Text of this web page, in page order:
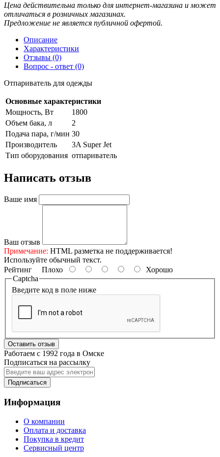
Цена действительна только для интернет-магазина и может
отличаться в розничных магазинах.
Предложение не является публичной офертой.
Описание
Характеристики
Отзывы (0)
Вопрос - ответ (0)
Отпариватель для одежды
Основные характеристики
Мощность, Вт
1800
Объем бака, л
2
Подача пара, г/мин 30
Производитель
3A Super Jet
Тип оборудования отпариватель
Написать отзыв
Ваше имя
Ваш отзыв
Примечание: HTML разметка не поддерживается!
Используйте обычный текст.
Рейтинг Плохо
Хорошо
Captcha
Введите код в поле ниже
Оставить отзыв
Работаем с 1992 года в Омске
Подписаться на рассылку
Подписаться
Информация
О компании
Оплата и доставка
Покупка в кредит
Сервисный центр